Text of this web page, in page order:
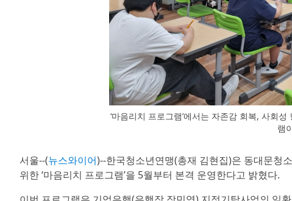
‘마음리치 프로그램’에서는 자존감 회복, 사회
램
서울--(뉴스와이어)--한국청소년연맹(총재 김현집)은 동대문청
위한 ‘마음리치 프로그램’을 5월부터 본격 운영한다고 밝혔다.